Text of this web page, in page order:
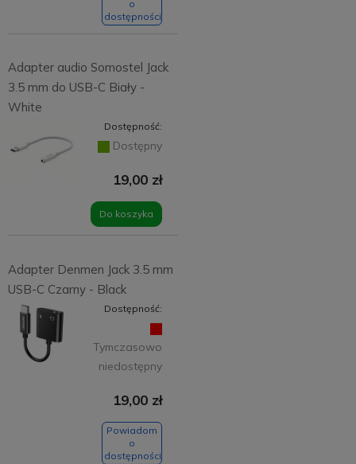
o
dostępności
Adapter audio Somostel Jack
3.5 mm do USB-C Biały -
White
Dostępność:
Dostępny
19,00 zł
Do koszyka
Adapter Denmen Jack 3.5 mm
USB-C Czarny - Black
Dostępność:
Tymczasowo
niedostępny
19,00 zł
Powiadom
o
dostępności